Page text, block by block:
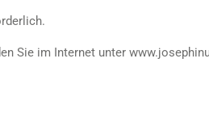
Sie im Internet unter